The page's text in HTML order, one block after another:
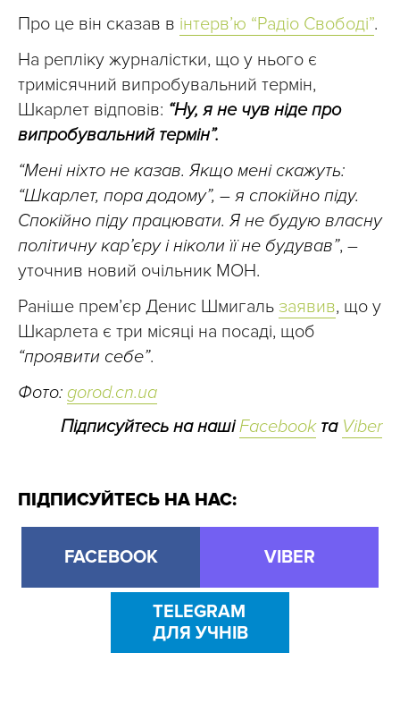
Про це він сказав в інтерв’ю “Радіо Свободі”.
На репліку журналістки, що у нього є
тримісячний випробувальний термін,
Шкарлет відповів: “Ну, я не чув ніде про
випробувальний термін”.
“Мені ніхто не казав. Якщо мені скажуть:
“Шкарлет, пора додому”, – я спокійно піду.
Спокійно піду працювати. Я не будую власну
політичну кар’єру і ніколи її не будував”, –
уточнив новий очільник МОН.
Раніше прем’єр Денис Шмигаль заявив, що у
Шкарлета є три місяці на посаді, щоб
“проявити себе”.
Фото: gorod.cn.ua
Підписуйтесь на нашіFacebookта Viber
ПІДПИСУЙТЕСЬ НА НАС:
FACEBOOK VIBER
TELEGRAM
ДЛЯ УЧНІВ